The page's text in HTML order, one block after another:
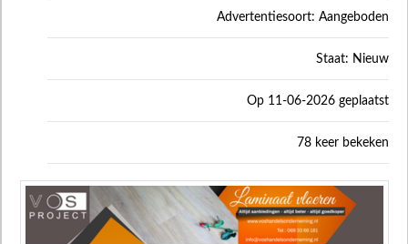
Advertentiesoort: Aangeboden
Staat: Nieuw
Op 11-06-2026 geplaatst
78 keer bekeken